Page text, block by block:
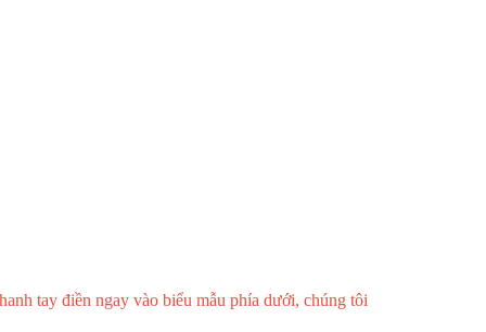
tay điền ngay vào biểu mẫu phía dưới, chúng tôi